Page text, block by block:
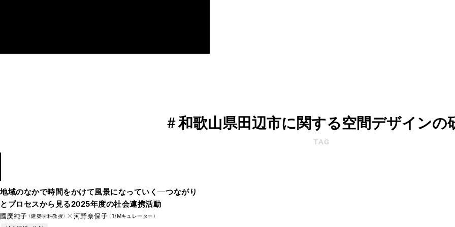
#和歌山県田辺市に関する空間デザインの
TAG
地域のなかで時間をかけて風景になっていく―つながり
とプロセスから見る2025年度の社会連携活動
國廣純子 （建築学科教授） ✕河野奈保子 （1/Mキュ レー ター ）